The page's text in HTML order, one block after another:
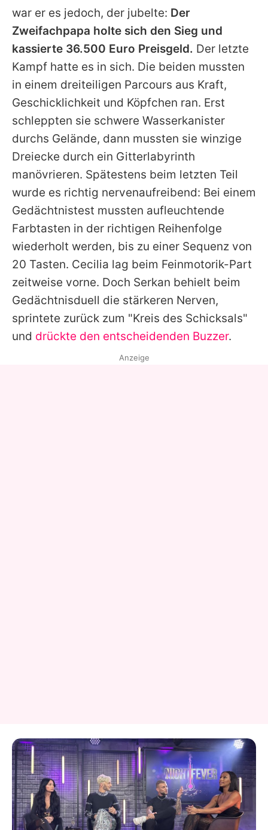
war er es jedoch, der jubelte: Der
Zweifachpapa holte sich den Sieg und
kassierte 36.500 Euro Preisgeld. Der letzte
Kampf hatte es in sich. Die beiden mussten
in einem dreiteiligen Parcours aus Kraft,
Geschicklichkeit und Köpfchen ran. Erst
schleppten sie schwere Wasserkanister
durchs Gelände, dann mussten sie winzige
Dreiecke durch ein Gitterlabyrinth
manövrieren. Spätestens beim letzten Teil
wurde es richtig nervenaufreibend: Bei einem
Gedächtnistest mussten aufleuchtende
Farbtasten in der richtigen Reihenfolge
wiederholt werden, bis zu einer Sequenz von
20 Tasten. Cecilia lag beim Feinmotorik-Part
zeitweise vorne. Doch Serkan behielt beim
Gedächtnisduell die stärkeren Nerven,
sprintete zurück zum "Kreis des Schicksals"
und drückte den entscheidenden Buzzer.
Anzeige